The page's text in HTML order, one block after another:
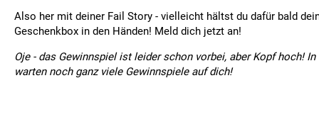
Also her mit deiner Fail Story - vielleicht hältst du dafür bald
Geschenkbox in den Händen! Meld dich jetzt an!
Oje - das Gewinnspiel ist leider schon vorbei, aber Kopf hoch! In
warten noch ganz viele Gewinnspiele auf dich!